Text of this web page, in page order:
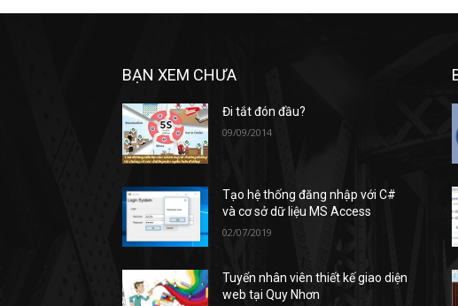
BẠN XEM CHƯA
Đi tắt đón đầu?
09/09/2014
Tạo hệ thống đăng nhập với C#
và cơ sở dữ liệu MS Access
02/07/2019
Tuyển nhân viên thiết kế giao diện
web tại Quy Nhơn